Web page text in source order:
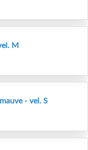
M
- vel. S